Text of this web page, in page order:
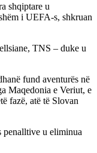
shqiptare u
i UEFA-s, shkruan
TNS – duke u
fund aventurës në
Maqedonia e Veriut, e
fazë, atë të Slovan
penalltive u eliminua